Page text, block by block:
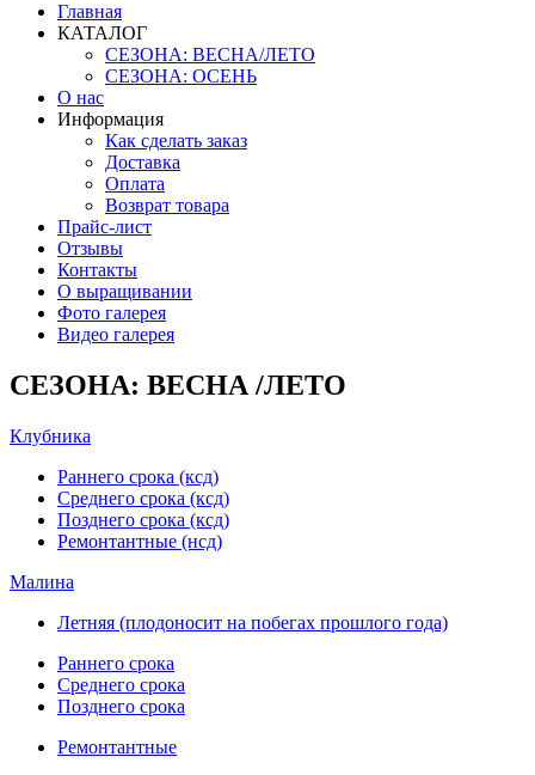
Главная
КАТАЛОГ
СЕЗОНА: ВЕСНА/ЛЕТО
СЕЗОНА: ОСЕНЬ
О нас
Информация
Как сделать заказ
Доставка
Оплата
Возврат товара
Прайс-лист
Отзывы
Контакты
О выращивании
Фото галерея
Видео галерея
СЕЗОНА: ВЕСНА /ЛЕТО
Клубника
Раннего срока (ксд)
Среднего срока (ксд)
Позднего срока (ксд)
Ремонтантные (нсд)
Малина
Летняя (плодоносит на побегах прошлого года)
Раннего срока
Среднего срока
Позднего срока
Ремонтантные